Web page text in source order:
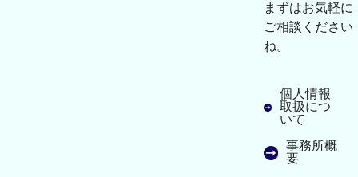
まずはお気軽に
ご相談ください
ね。
個人情報
取扱につ
いて
事務所概
要